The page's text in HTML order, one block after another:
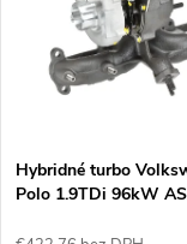
Hybridné turbo
Polo 1.9TDi 96kW